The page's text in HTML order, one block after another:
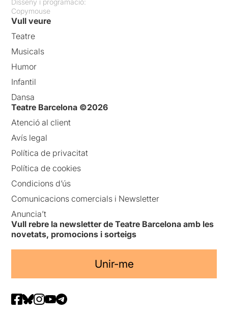
Disseny i programació:
Copymouse
Vull veure
Teatre
Musicals
Humor
Infantil
Dansa
Teatre Barcelona ©2026
Atenció al client
Avís legal
Política de privacitat
Política de cookies
Condicions d’ús
Comunicacions comercials i Newsletter
Anuncia’t
Vull rebre la newsletter de Teatre Barcelona amb les
novetats, promocions i sorteigs
Unir-me